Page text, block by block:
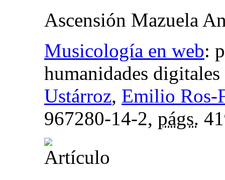
Ascensión Mazuela
Musicología en web:
humanidades digitales
Ustárroz, Emilio Ros-
967280-14-2, págs.